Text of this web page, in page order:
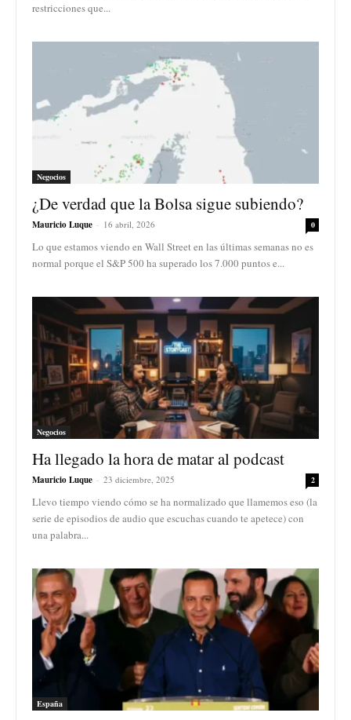
restricciones que...
Negocios
¿De verdad que la Bolsa sigue subiendo?
Mauricio Luque - 16 abril, 2026 0
Lo que estamos viendo en Wall Street en las últimas semanas no es
normal porque el S&P 500 ha superado los 7.000 puntos e...
Negocios
Ha llegado la hora de matar al podcast
Mauricio Luque - 23 diciembre, 2025 2
Llevo tiempo viendo cómo se ha normalizado que llamemos eso (la
serie de episodios de audio que escuchas cuando te apetece) con
una palabra...
España